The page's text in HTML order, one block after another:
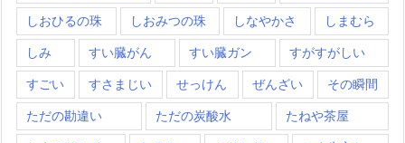
しおひるの珠 しおみつの珠 しなやかさ しまむら
しみ すい臓がん すい臓ガン すがすがしい
すごい すさまじい せっけん ぜんざい その瞬間
ただの勘違い ただの炭酸水 たねや茶屋